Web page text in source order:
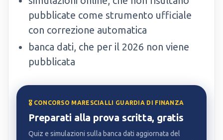
pubblicate come strumento ufficiale
con correzione automatica
banca dati, che per il 2026 non viene
pubblicata
🎖️ CONCORSO MARESCIALLI GUARDIA DI FINANZA
Preparati alla prova scritta, gratis
Quiz e simulazioni sulla banca dati aggiornata del